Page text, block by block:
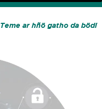
Teme ar hñö gatho da bödi